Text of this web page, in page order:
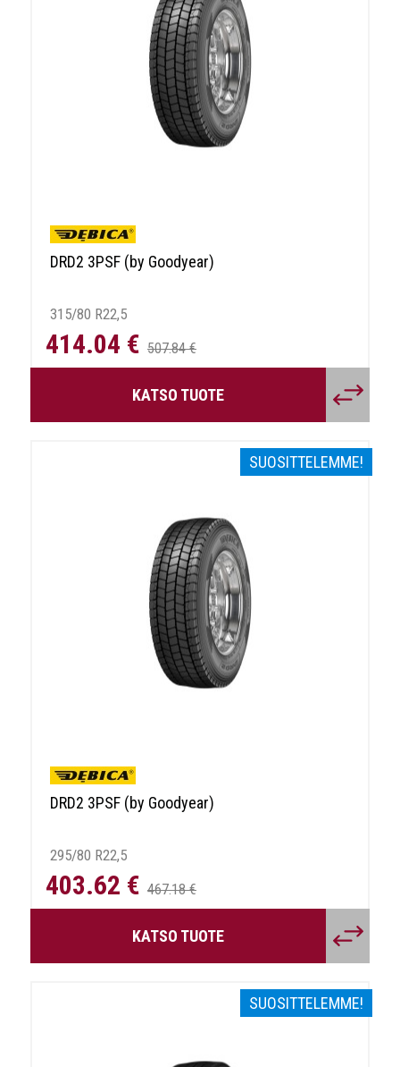
DRD2 3PSF (by Goodyear)
315/80 R22,5
414.04 € 507.84 €
KATSO TUOTE
SUOSITTELEMME!
DRD2 3PSF (by Goodyear)
295/80 R22,5
403.62 € 467.18 €
KATSO TUOTE
SUOSITTELEMME!